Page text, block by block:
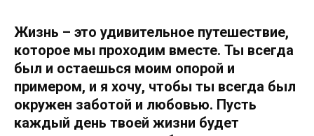
Жизнь – это удивительное путешествие,
которое мы проходим вместе. Ты всегда
был и остаешься моим опорой и
примером, и я хочу, чтобы ты всегда был
окружен заботой и любовью. Пусть
каждый день твоей жизни будет